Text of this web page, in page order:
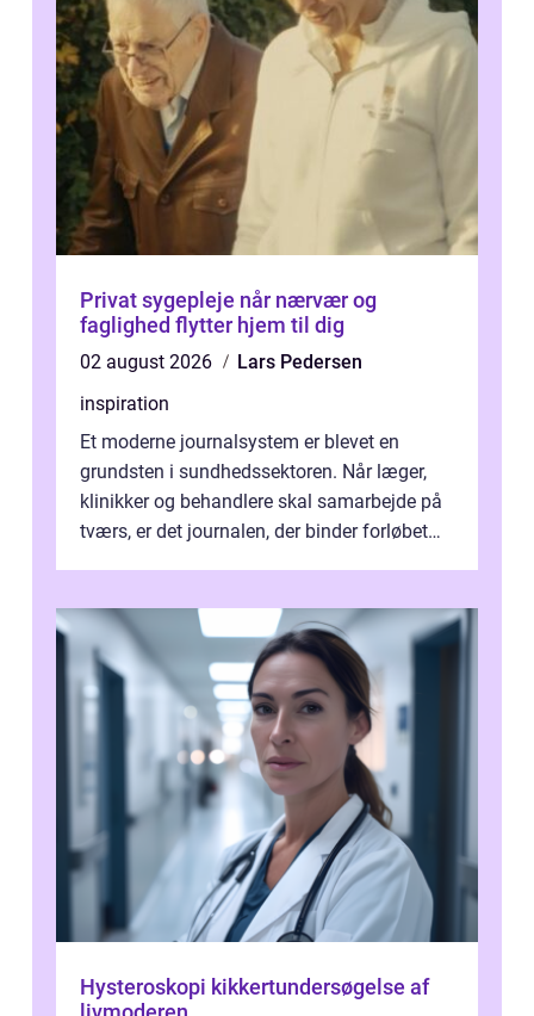
Privat sygepleje når nærvær og
faglighed flytter hjem til dig
02 august 2026
Lars Pedersen
inspiration
Et moderne journalsystem er blevet en
grundsten i sundhedssektoren. Når læger,
klinikker og behandlere skal samarbejde på
tværs, er det journalen, der binder forløbet
Hysteroskopi kikkertundersøgelse af